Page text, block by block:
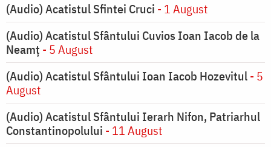
(Audio) Acatistul Sfintei Cruci - 1 August
(Audio) Acatistul Sfântului Cuvios Ioan Iacob de la
Neamț - 5 August
(Audio) Acatistul Sfântului Ioan Iacob Hozevitul- 5
August
(Audio) Acatistul Sfântului Ierarh Nifon, Patriarhul
Constantinopolului - 11 August